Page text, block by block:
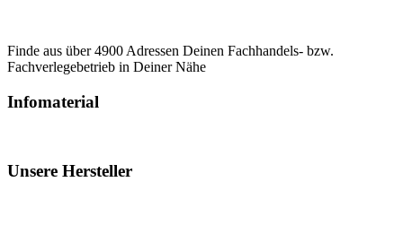
Finde aus über 4900 Adressen Deinen Fachhandels- bzw.
Fachverlegebetrieb in Deiner Nähe
Infomaterial
Unsere Hersteller